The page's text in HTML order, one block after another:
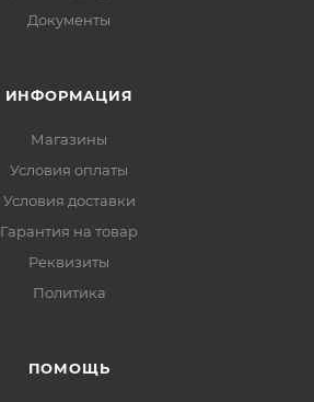
Документы
ИНФОРМАЦИЯ
Магазины
Условия оплаты
Условия доставки
Гарантия на товар
Реквизиты
Политика
ПОМОЩЬ